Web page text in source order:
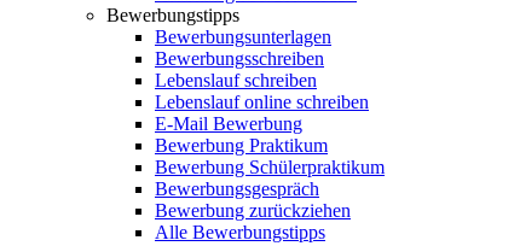
Bewerbungstipps
Bewerbungsunterlagen
Bewerbungsschreiben
Lebenslauf schreiben
Lebenslauf online schreiben
E-Mail Bewerbung
Bewerbung Praktikum
Bewerbung Schülerpraktikum
Bewerbungsgespräch
Bewerbung zurückziehen
Alle Bewerbungstipps